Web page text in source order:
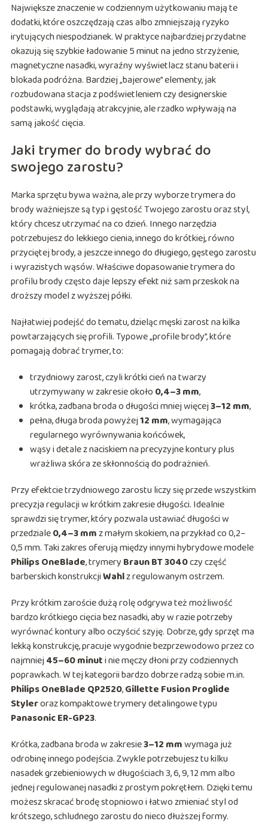
Największe znaczenie w codziennym użytkowaniu mają te
dodatki, które oszczędzają czas albo zmniejszają ryzyko
irytujących niespodzianek. W praktyce najbardziej przydatne
okazują się szybkie ładowanie 5 minut na jedno strzyżenie,
magnetyczne nasadki, wyraźny wyświetlacz stanu baterii i
blokada podróżna. Bardziej „bajerowe” elementy, jak
rozbudowana stacja z podświetleniem czy designerskie
podstawki, wyglądają atrakcyjnie, ale rzadko wpływają na
samą jakość cięcia.
Jaki trymer do brody wybrać do
swojego zarostu?
Marka sprzętu bywa ważna, ale przy wyborze trymera do
brody ważniejsze są typ i gęstość Twojego zarostu oraz styl,
który chcesz utrzymać na co dzień. Innego narzędzia
potrzebujesz do lekkiego cienia, innego do krótkiej, równo
przyciętej brody, a jeszcze innego do długiego, gęstego zarostu
i wyrazistych wąsów. Właściwe dopasowanie trymera do
profilu brody często daje lepszy efekt niż sam przeskok na
droższy model z wyższej półki.
Najłatwiej podejść do tematu, dzieląc męski zarost na kilka
powtarzających się profili. Typowe „profile brody”, które
pomagają dobrać trymer, to:
trzydniowy zarost, czyli krótki cień na twarzy
utrzymywany w zakresie około 0,4–3 mm,
krótka, zadbana broda o długości mniej więcej3–12 mm,
pełna, długa broda powyżej12 mm, wymagająca
regularnego wyrównywania końcówek,
wąsy i detale z naciskiem na precyzyjne kontury plus
wrażliwa skóra ze skłonnością do podrażnień.
Przy efektcie trzydniowego zarostu liczy się przede wszystkim
precyzja regulacji w krótkim zakresie długości. Idealnie
sprawdzi się trymer, który pozwala ustawiać długości w
przedziale0,4–3 mmz małym skokiem, na przykład co 0,2–
0,5 mm. Taki zakres oferują między innymi hybrydowe modele
Philips OneBlade, trymery Braun BT 3040czy część
barberskich konstrukcjiWahlz regulowanym ostrzem.
Przy krótkim zaroście dużą rolę odgrywa też możliwość
bardzo krótkiego cięcia bez nasadki, aby w razie potrzeby
wyrównać kontury albo oczyścić szyję. Dobrze, gdy sprzęt ma
lekką konstrukcję, pracuje wygodnie bezprzewodowo przez co
najmniej45–60 minuti nie męczy dłoni przy codziennych
poprawkach. W tej kategorii bardzo dobrze radzą sobie m.in.
Philips OneBlade QP2520,Gillette Fusion Proglide
Styleroraz kompaktowe trymery detalingowe typu
Panasonic ER-GP23.
Krótka, zadbana broda w zakresie3–12 mmwymaga już
odrobinę innego podejścia. Zwykle potrzebujesz tu kilku
nasadek grzebieniowych w długościach 3, 6, 9, 12 mm albo
jednej regulowanej nasadki z prostym pokrętłem. Dzięki temu
możesz skracać brodę stopniowo i łatwo zmieniać styl od
krótszego, schludnego zarostu do nieco dłuższej formy.